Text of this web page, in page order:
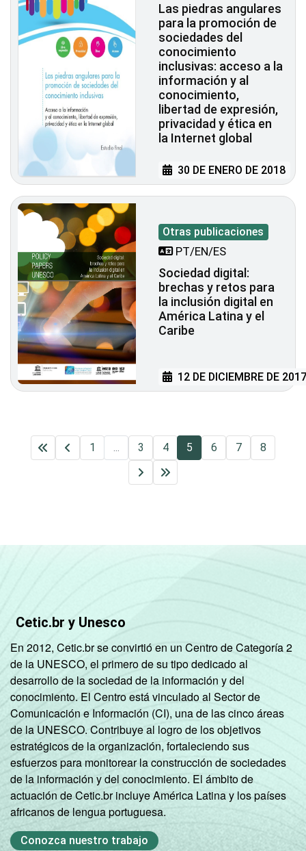
Las piedras angulares
para la promoción de
sociedades del
conocimiento
inclusivas: acceso a la
información y al
conocimiento,
libertad de expresión,
privacidad y ética en
la Internet global
30 DE ENERO DE 2018
Otras publicaciones
PT/EN/ES
Sociedad digital:
brechas y retos para
la inclusión digital en
América Latina y el
Caribe
12 DE DICIEMBRE DE
1 ... 3 4 5 6 7 8
Cetic.br y Unesco
En 2012, Cetic.br se convirtió en un Centro de Categoría 2
de la UNESCO, el primero de su tipo dedicado al
desarrollo de la sociedad de la información y del
conocimiento. El Centro está vinculado al Sector de
Comunicación e Información (CI), una de las cinco áreas
de la UNESCO. Contribuye al logro de los objetivos
estratégicos de la organización, fortaleciendo sus
esfuerzos para monitorear la construcción de sociedades
de la información y del conocimiento. El ámbito de
actuación de Cetic.br incluye América Latina y los países
africanos de lengua portuguesa.
Conozca nuestro trabajo